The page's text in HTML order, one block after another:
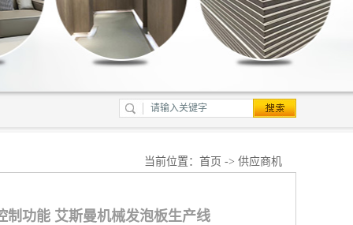
当前位置： 首页 -> 供应商机
制功能 艾斯曼机械发泡板生产线